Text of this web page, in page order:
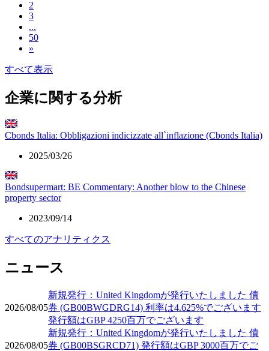
2
3
...
50
»
すべて表示
企業に関する分析
Cbonds Italia: Obbligazioni indicizzate all`inflazione (Cbonds Italia)
2025/03/26
Bondsupermart: BE Commentary: Another blow to the Chinese
property sector
2023/09/14
すべてのアナリティクス
ニュース
2026/08/05
新規発行：United Kingdomが発行いたしました 債
券 (GB00BWGDRG14) 利率は4.625%でございます
発行額はGBP 4250百万でございます
2026/08/05
新規発行：United Kingdomが発行いたしました 債
券 (GB00BSGRCD71) 発行額はGBP 3000百万でご